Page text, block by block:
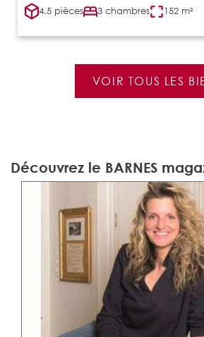
4.5 pièces 3 chambres 152 m²
VOIR TOUS LES
Découvrez le BARNES